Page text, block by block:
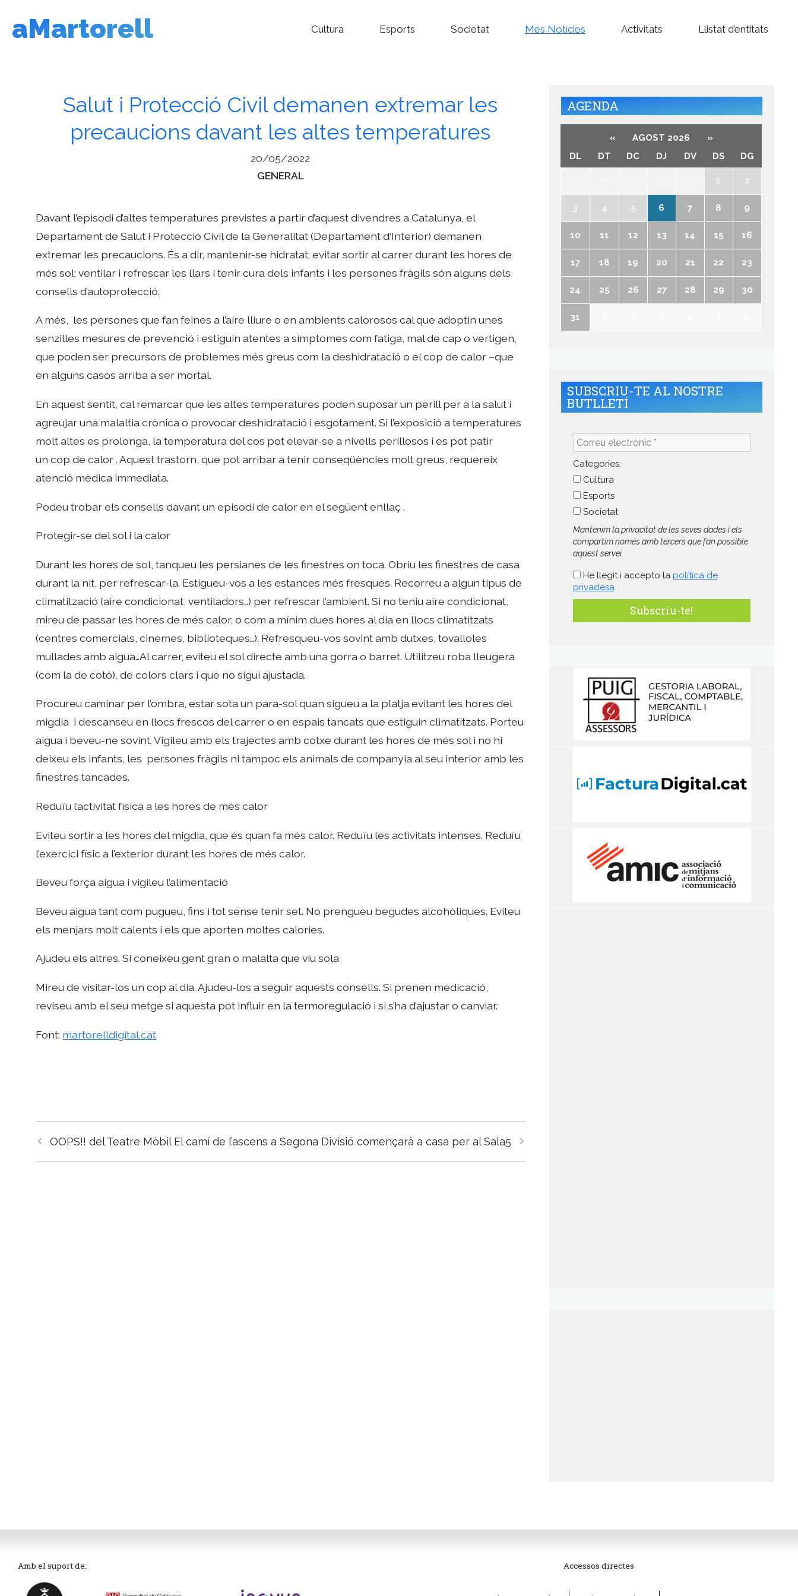
contingut
aMartorell Cultura Esports Societat Més Notícies Activitats Llistat d’entitats
Salut i Protecció Civil demanen extremar les
precaucions davant les altes temperatures
20/05/2022
Categories
GENERAL
Davant l’episodi d’altes temperatures previstes a partir d’aquest divendres a Catalunya, el
Departament de Salut i Protecció Civil de la Generalitat (Departament d‘Interior) demanen
extremar les precaucions. És a dir, mantenir-se hidratat; evitar sortir al carrer durant les hores de
més sol; ventilar i refrescar les llars i tenir cura dels infants i les persones fràgils són alguns dels
consells d’autoprotecció.
A més, les persones que fan feines a l’aire lliure o en ambients calorosos cal que adoptin unes
senzilles mesures de prevenció i estiguin atentes a símptomes com fatiga, mal de cap o vertigen,
que poden ser precursors de problemes més greus com la deshidratació o el cop de calor –que
en alguns casos arriba a ser mortal.
En aquest sentit, cal remarcar que les altes temperatures poden suposar un perill per a la salut i
agreujar una malaltia crònica o provocar deshidratació i esgotament. Si l’exposició a temperatures
molt altes es prolonga, la temperatura del cos pot elevar-se a nivells perillosos i es pot patir
un cop de calor . Aquest trastorn, que pot arribar a tenir conseqüències molt greus, requereix
atenció mèdica immediata.
Podeu trobar els consells davant un episodi de calor en el següent enllaç .
Protegir-se del sol i la calor
Durant les hores de sol, tanqueu les persianes de les finestres on toca. Obriu les finestres de casa
durant la nit, per refrescar-la. Estigueu-vos a les estances més fresques. Recorreu a algun tipus de
climatització (aire condicionat, ventiladors…) per refrescar l’ambient. Si no teniu aire condicionat,
mireu de passar les hores de més calor, o com a mínim dues hores al dia en llocs climatitzats
(centres comercials, cinemes, biblioteques…). Refresqueu-vos sovint amb dutxes, tovalloles
mullades amb aigua…Al carrer, eviteu el sol directe amb una gorra o barret. Utilitzeu roba lleugera
(com la de cotó), de colors clars i que no sigui ajustada.
Procureu caminar per l’ombra, estar sota un para-sol quan sigueu a la platja evitant les hores del
migdia i descanseu en llocs frescos del carrer o en espais tancats que estiguin climatitzats. Porteu
aigua i beveu-ne sovint. Vigileu amb els trajectes amb cotxe durant les hores de més sol i no hi
deixeu els infants, les persones fràgils ni tampoc els animals de companyia al seu interior amb les
finestres tancades.
Reduïu l’activitat física a les hores de més calor
Eviteu sortir a les hores del migdia, que és quan fa més calor. Reduïu les activitats intenses. Reduïu
l’exercici físic a l’exterior durant les hores de més calor.
Beveu força aigua i vigileu l’alimentació
Beveu aigua tant com pugueu, fins i tot sense tenir set. No prengueu begudes alcohòliques. Eviteu
els menjars molt calents i els que aporten moltes calories.
Ajudeu els altres. Si coneixeu gent gran o malalta que viu sola
Mireu de visitar-los un cop al dia. Ajudeu-los a seguir aquests consells. Si prenen medicació,
reviseu amb el seu metge si aquesta pot influir en la termoregulació i si s’ha d’ajustar o canviar.
Font: martorelldigital.cat
Navegació
OOPS!! del Teatre Mòbil El camí de l’ascens a Segona Divisió començarà a casa per al Sala5
AGENDA
« AGOST 2026
»
DL
DT DC DJ DV DS DG
1 2
3 4 5 6 7 8 9
10 11 12 13 14 15 16
17 18 19 20 21 22 23
24 25 26 27 28 29 30
31
SUBSCRIU-TE AL NOSTRE
BUTLLETÍ
Correu
electrònic
*Categories:
Cultura
Esports
Societat
Mantenim la privacitat de les seves dades i els
compartim només amb tercers que fan possible
aquest servei.
He llegit i accepto la política de
privadesa
Amb el suport de: Accessos directes